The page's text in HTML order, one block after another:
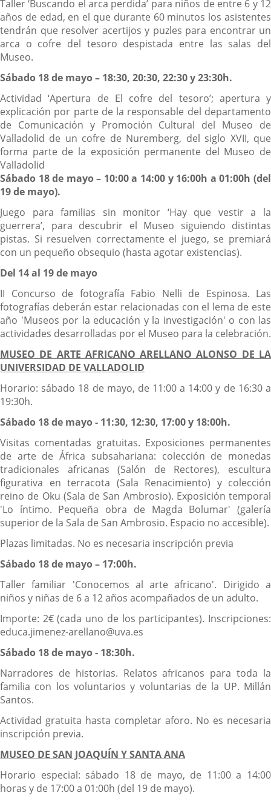
Taller ‘Buscando el arca perdida’ para niños de entre 6 y 12
años de edad, en el que durante 60 minutos los asistentes
tendrán que resolver acertijos y puzles para encontrar un
arca o cofre del tesoro despistada entre las salas del
Museo.
Sábado 18 de mayo – 18:30, 20:30, 22:30 y 23:30h.
Actividad ‘Apertura de El cofre del tesoro’; apertura y
explicación por parte de la responsable del departamento
de Comunicación y Promoción Cultural del Museo de
Valladolid de un cofre de Nuremberg, del siglo XVII, que
forma parte de la exposición permanente del Museo de
Valladolid
Sábado 18 de mayo – 10:00 a 14:00 y 16:00h a 01:00h (del
19 de mayo).
Juego para familias sin monitor ‘Hay que vestir a la
guerrera’, para descubrir el Museo siguiendo distintas
pistas. Si resuelven correctamente el juego, se premiará
con un pequeño obsequio (hasta agotar existencias).
Del 14 al 19 de mayo
II Concurso de fotografía Fabio Nelli de Espinosa. Las
fotografías deberán estar relacionadas con el lema de este
año 'Museos por la educación y la investigación' o con las
actividades desarrolladas por el Museo para la celebración.
MUSEO DE ARTE AFRICANO ARELLANO ALONSO DE LA
UNIVERSIDAD DE VALLADOLID
Horario: sábado 18 de mayo, de 11:00 a 14:00 y de 16:30 a
19:30h.
Sábado 18 de mayo - 11:30, 12:30, 17:00 y 18:00h.
Visitas comentadas gratuitas. Exposiciones permanentes
de arte de África subsahariana: colección de monedas
tradicionales africanas (Salón de Rectores), escultura
figurativa en terracota (Sala Renacimiento) y colección
reino de Oku (Sala de San Ambrosio). Exposición temporal
'Lo íntimo. Pequeña obra de Magda Bolumar' (galería
superior de la Sala de San Ambrosio. Espacio no accesible).
Plazas limitadas. No es necesaria inscripción previa
Sábado 18 de mayo – 17:00h.
Taller familiar 'Conocemos al arte africano'. Dirigido a
niños y niñas de 6 a 12 años acompañados de un adulto.
Importe: 2€ (cada uno de los participantes). Inscripciones:
educa.jimenez-arellano@uva.es
Sábado 18 de mayo - 18:30h.
Narradores de historias. Relatos africanos para toda la
familia con los voluntarios y voluntarias de la UP. Millán
Santos.
Actividad gratuita hasta completar aforo. No es necesaria
inscripción previa.
MUSEO DE SAN JOAQUÍN Y SANTA ANA
Horario especial: sábado 18 de mayo, de 11:00 a 14:00
horas y de 17:00 a 01:00h (del 19 de mayo).